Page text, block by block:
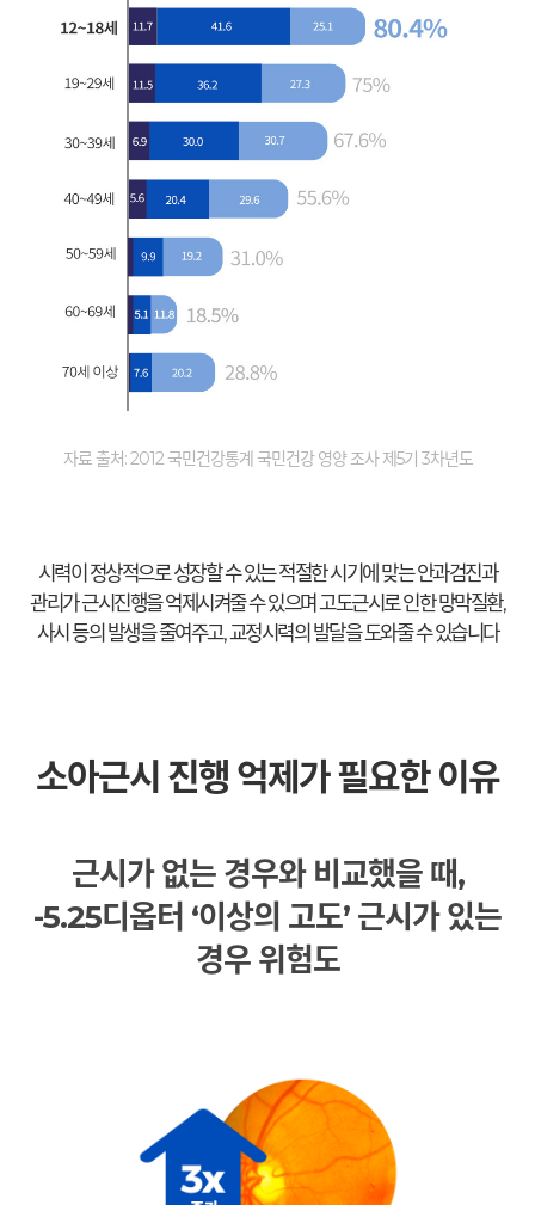
자료 출처: 2012 국민건강통계 국민건강 영양 조사 제5기 3차년도
시력이 정상적으로 성장할 수 있는 적절한 시기에 맞는 안과검진과
관리가 근시진행을 억제시켜줄 수 있으며 고도근시로 인한 망막질환,
사시 등의 발생을 줄여주고, 교정시력의 발달을 도와줄 수 있습니다
소아근시 진행 억제가 필요한 이유
근시가 없는 경우와 비교했을 때,
-5.25디옵터 ‘이상의 고도’ 근시가 있는
경우 위험도